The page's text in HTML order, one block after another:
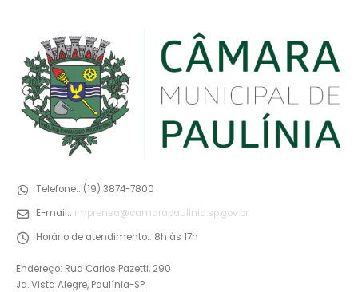
Telefone:: (19) 3874-7800
E-mail:: imprensa@camarapaulinia.sp.gov.br
Horário de atendimento:: 8h às 17h
Endereço: Rua Carlos Pazetti, 290
Jd. Vista Alegre, Paulínia-SP